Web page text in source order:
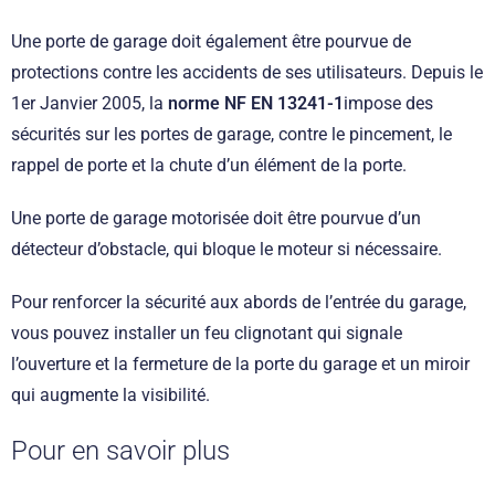
Une porte de garage doit également être pourvue de
protections contre les accidents de ses utilisateurs. Depuis le
1er Janvier 2005, la norme NF EN 13241-1impose des
sécurités sur les portes de garage, contre le pincement, le
rappel de porte et la chute d’un élément de la porte.
Une porte de garage motorisée doit être pourvue d’un
détecteur d’obstacle, qui bloque le moteur si nécessaire.
Pour renforcer la sécurité aux abords de l’entrée du garage,
vous pouvez installer un feu clignotant qui signale
l’ouverture et la fermeture de la porte du garage et un miroir
qui augmente la visibilité.
Pour en savoir plus